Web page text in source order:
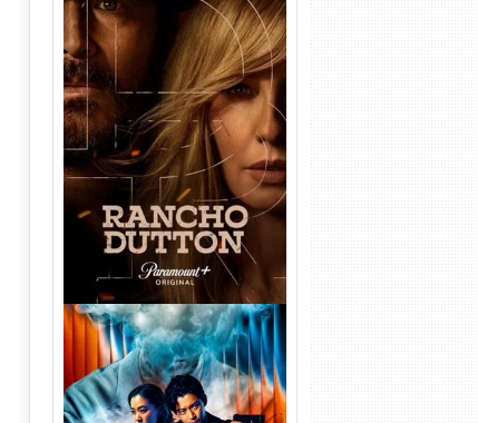
Rancho Dutton 1ª
Temporada Torrent (2026)
WEB-DL 1080p Dual Áudio